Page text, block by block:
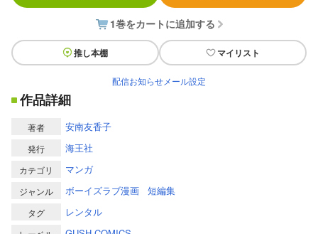
1巻をカートに追加する
推し本棚 マイリスト
配信お知らせメール設定
作品詳細
著者 安南友香子
発行 海王社
カテゴリ マンガ
ジャンル ボーイズラブ漫画 短編集
タグ レンタル